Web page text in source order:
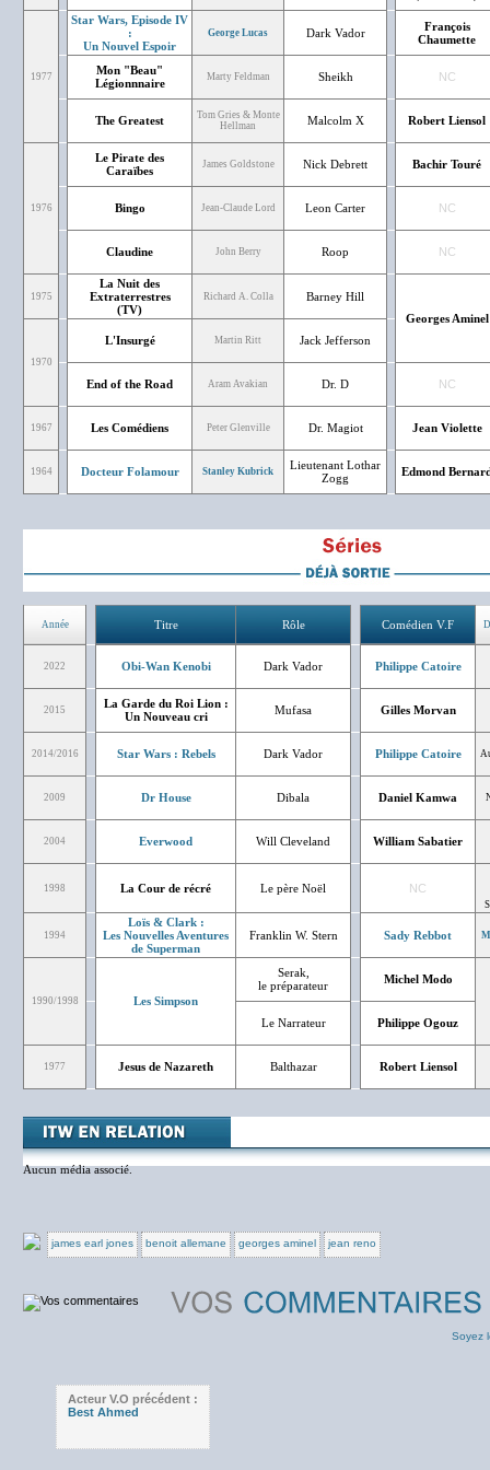
1977
Star Wars, Episode IV
:
Un Nouvel Espoir
George Lucas Dark Vador
François
Chaumette
Mon "Beau"
Légionnnaire
Marty Feldman Sheikh NC
The Greatest
Tom Gries & Monte
Hellman
Malcolm X Robert Liensol
1976
Le Pirate des
Caraïbes
James Goldstone Nick Debrett Bachir Touré
Bingo Jean-Claude Lord Leon Carter NC
Claudine John Berry Roop NC
1975
La Nuit des
Extraterrestres
(TV)
Richard A. Colla
Barney Hill
Georges Aminel
1970
L'Insurgé Martin Ritt Jack Jefferson
End of the Road Aram Avakian Dr. D NC
1967 Les Comédiens Peter Glenville Dr. Magiot Jean Violette
1964 Docteur Folamour Stanley Kubrick
Lieutenant Lothar
Zogg
Edmond
Année Titre Rôle Comédien V.F
2022 Obi-Wan Kenobi Dark Vador Philippe Catoire
2015
La Garde du Roi Lion :
Un Nouveau cri
Mufasa Gilles Morvan
2014/2016 Star Wars : Rebels Dark Vador Philippe Catoire
2009 Dr House Dibala Daniel Kamwa
2004 Everwood Will Cleveland William Sabatier
1998 La Cour de récré Le père Noël NC
1994
Loïs & Clark :
Les Nouvelles Aventures
de Superman
Franklin W. Stern Sady Rebbot
1990/1998 Les Simpson
Serak,
le préparateur
Michel Modo
Le Narrateur Philippe Ogouz
1977 Jesus de Nazareth Balthazar Robert Liensol
Aucun média associé.
james earl jones benoit allemane georges aminel jean reno
Soyez
Acteur V.O précédent :
Best Ahmed